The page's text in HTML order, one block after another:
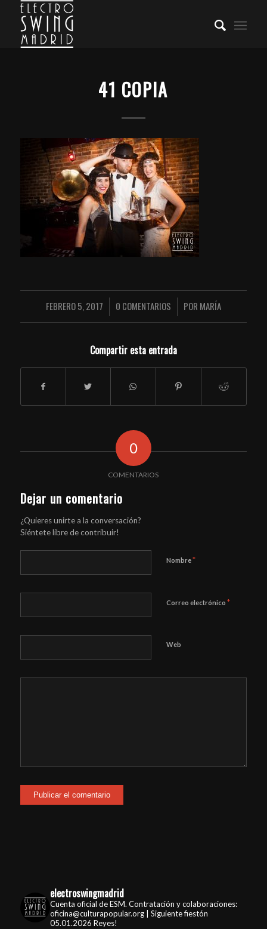
41 COPIA
FEBRERO 5, 2017
/ 0 COMENTARIOS
/ POR MARÍA
Compartir esta entrada
0
COMENTARIOS
Dejar un comentario
¿Quieres unirte a la conversación?
Siéntete libre de contribuir!
Nombre*
Correo electrónico *
Web
electroswingmadrid
Cuenta oficial de ESM. Contratación y colaboraciones:
oficina@culturapopular.org | Siguiente fiestón
05.01.2026 Reyes!